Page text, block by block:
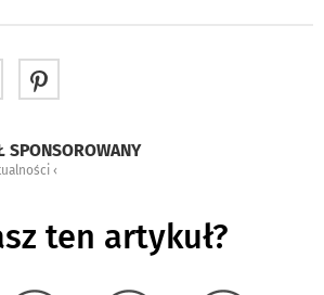
SPONSOROWANY
‹
ten artykuł?